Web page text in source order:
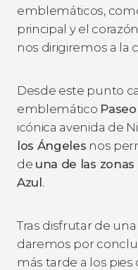
emblemáticos,
principal y el
nos dirigiremos a la
Desde este punto
emblemático
icónica avenida de
los Ángeles nos
de una de las
Azul.
Tras disfrutar de
daremos por
más tarde a los pies